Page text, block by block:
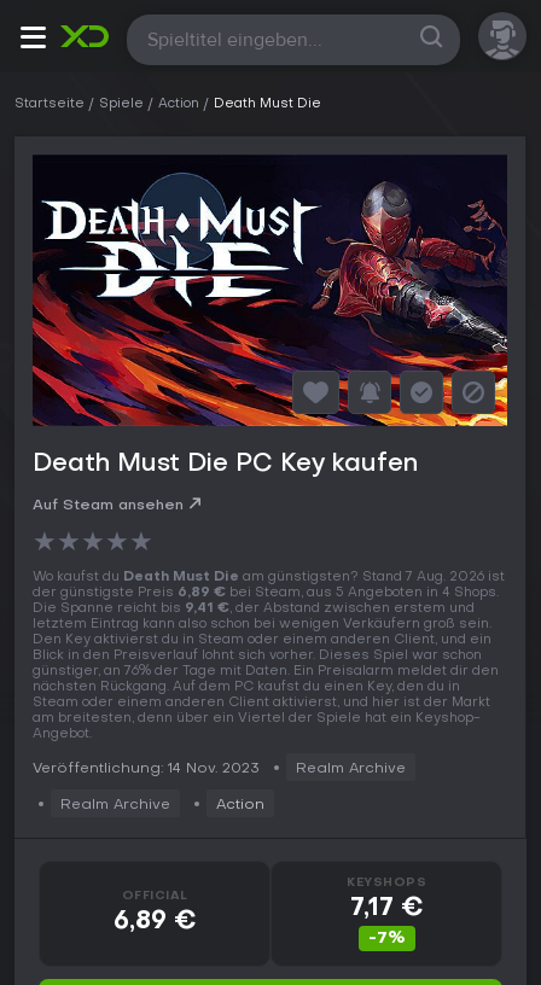
Alle
Startseite Spiele Action Death Must Die
Death Must Die PC Key kaufen
Auf Steam ansehen
★★★★★
Wo kaufst du Death Must Die am günstigsten? Stand 7 Aug. 2026 ist
der günstigste Preis 6,89 € bei Steam, aus 5 Angeboten in 4 Shops.
Die Spanne reicht bis 9,41 €, der Abstand zwischen erstem und
letztem Eintrag kann also schon bei wenigen Verkäufern groß sein.
Den Key aktivierst du in Steam oder einem anderen Client, und ein
Blick in den Preisverlauf lohnt sich vorher. Dieses Spiel war schon
günstiger, an 76% der Tage mit Daten. Ein Preisalarm meldet dir den
nächsten Rückgang. Auf dem PC kaufst du einen Key, den du in
Steam oder einem anderen Client aktivierst, und hier ist der Markt
am breitesten, denn über ein Viertel der Spiele hat ein Keyshop-
Angebot.
Veröffentlichung: 14 Nov. 2023 Realm Archive
Realm Archive Action
OFFICIAL
6,89 €
KEYSHOPS
7,17 €
-7%